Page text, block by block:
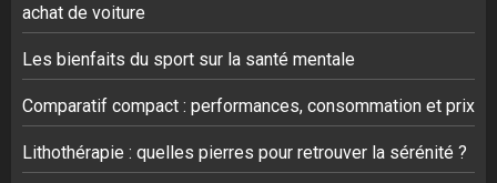
achat de voiture
Les bienfaits du sport sur la santé mentale
Comparatif compact : performances, consommation et prix
Lithothérapie : quelles pierres pour retrouver la sérénité ?